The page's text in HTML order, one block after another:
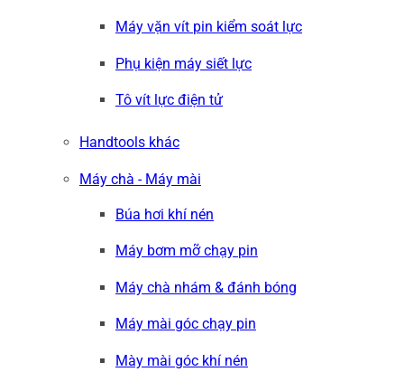
Máy vặn vít pin kiểm soát lực
Phụ kiện máy siết lực
Tô vít lực điện tử
Handtools khác
Máy chà - Máy mài
Búa hơi khí nén
Máy bơm mỡ chạy pin
Máy chà nhám & đánh bóng
Máy mài góc chạy pin
Mày mài góc khí nén